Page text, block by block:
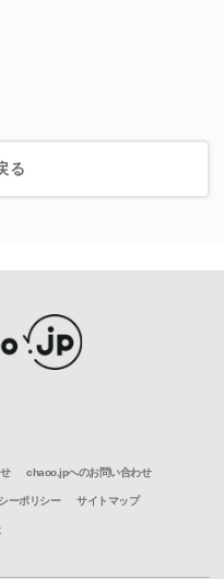
る
chaoo.jpへのお問い合わせ
ーポリシー サイトマップ